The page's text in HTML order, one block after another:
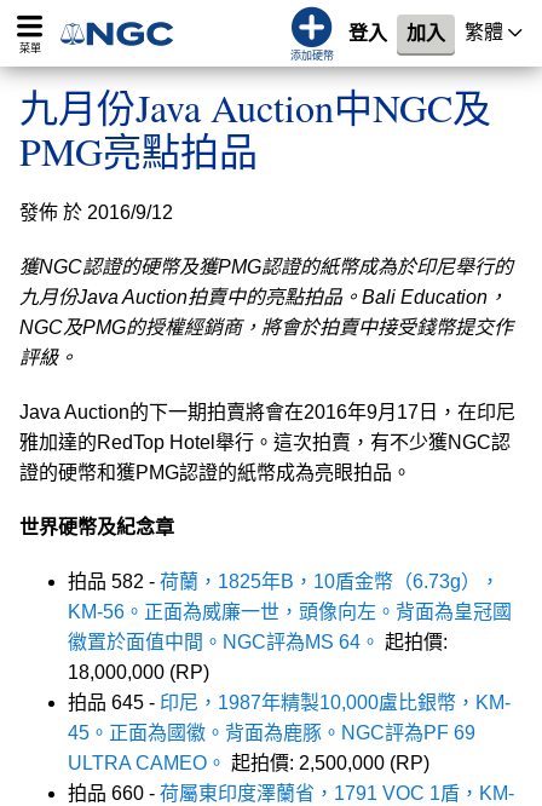
菜單
添加硬幣
登入 加入 繁體
九月份Java Auction中NGC及
PMG亮點拍品
發佈 於 2016/9/12
獲NGC認證的硬幣及獲PMG認證的紙幣成為於印尼舉行的
九月份Java Auction拍賣中的亮點拍品。Bali Education，
NGC及PMG的授權經銷商，將會於拍賣中接受錢幣提交作
評級。
Java Auction的下一期拍賣將會在2016年9月17日，在印尼
雅加達的RedTop Hotel舉行。這次拍賣，有不少獲NGC認
證的硬幣和獲PMG認證的紙幣成為亮眼拍品。
世界硬幣及紀念章
拍品 582 - 荷蘭，1825年B，10盾金幣（6.73g），
KM-56。正面為威廉一世，頭像向左。背面為皇冠國
徽置於面值中間。NGC評為MS 64。 起拍價:
18,000,000 (RP)
拍品 645 - 印尼，1987年精製10,000盧比銀幣，KM-
45。正面為國徽。背面為鹿豚。NGC評為PF 69
ULTRA CAMEO。 起拍價: 2,500,000 (RP)
拍品 660 - 荷屬東印度澤蘭省，1791 VOC 1盾，KM-